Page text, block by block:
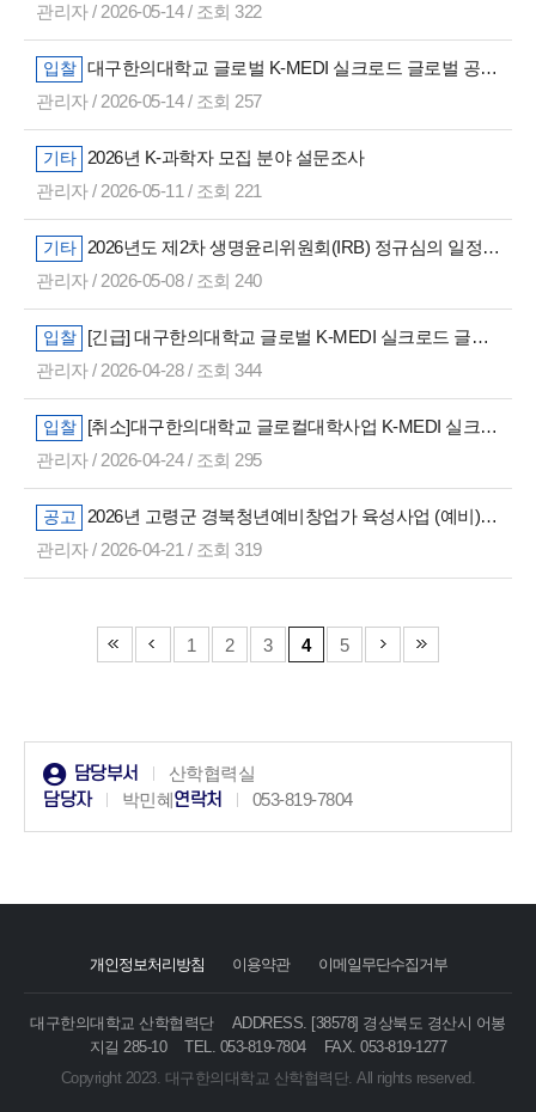
관리자 / 2026-05-14 / 조회 322
입찰
대구한의대학교 글로벌 K-MEDI 실크로드 글로벌 공동연구 성과 확산 포럼 우선협상대상자 선정 결과 공고
관리자 / 2026-05-14 / 조회 257
기타
2026년 K-과학자 모집 분야 설문조사
관리자 / 2026-05-11 / 조회 221
기타
2026년도 제2차 생명윤리위원회(IRB) 정규심의 일정 및 접수처 안내
관리자 / 2026-05-08 / 조회 240
입찰
[긴급] 대구한의대학교 글로벌 K-MEDI 실크로드 글로벌 공동연구 성과 확산 포럼
관리자 / 2026-04-28 / 조회 344
입찰
[취소]대구한의대학교 글로컬대학사업 K-MEDI 실크로드 글로벌 공동연구 성과 확산 포럼 용역 (긴급)
관리자 / 2026-04-24 / 조회 295
공고
2026년 고령군 경북청년예비창업가 육성사업 (예비)창업자 3차 추가모집 공고
관리자 / 2026-04-21 / 조회 319
1 2 3 4 5
담당부서 산학협력실
담당자 박민혜연락처 053-819-7804
개인정보처리방침 이용약관 이메일무단수집거부
대구한의대학교 산학협력단
ADDRESS. [38578] 경상북도 경산시 어봉
지길 285-10
TEL. 053-819-7804
FAX. 053-819-1277
Copyright 2023. 대구한의대학교 산학협력단. All rights reserved.